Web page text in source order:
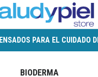
PARA EL CUIDADO
BIODERMA